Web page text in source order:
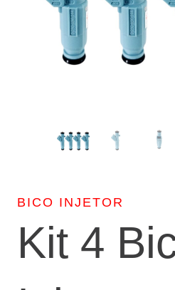
BICO INJETOR
Kit 4